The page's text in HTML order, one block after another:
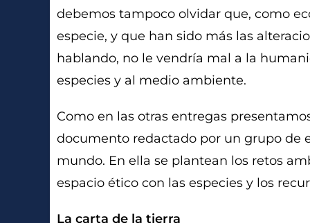
debemos tampoco olvidar que, como
especie, y que han sido más las
hablando, no le vendría mal a la
especies y al medio ambiente.
Como en las otras entregas
documento redactado por un grupo de
mundo. En ella se plantean los retos
espacio ético con las especies y los
La carta de la tierra